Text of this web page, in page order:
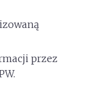
przez